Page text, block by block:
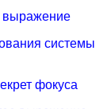
выражение
системы
фокуса